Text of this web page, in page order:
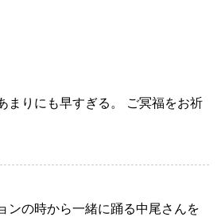
まりにも早すぎる。
ご冥福をお祈
ンの時から一緒に踊る中尾さんを